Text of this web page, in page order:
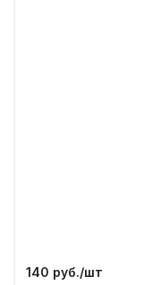
140 руб./шт